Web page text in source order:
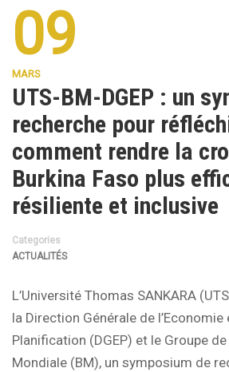
09
MARS
UTS-BM-DGEP : un
recherche pour
comment rendre la
Burkina Faso plus
résiliente et inclusive
Categories
ACTUALITÉS
L’Université Thomas SANKARA
la Direction Générale de l’Economie
Planification (DGEP) et le Groupe
Mondiale (BM), un symposium de